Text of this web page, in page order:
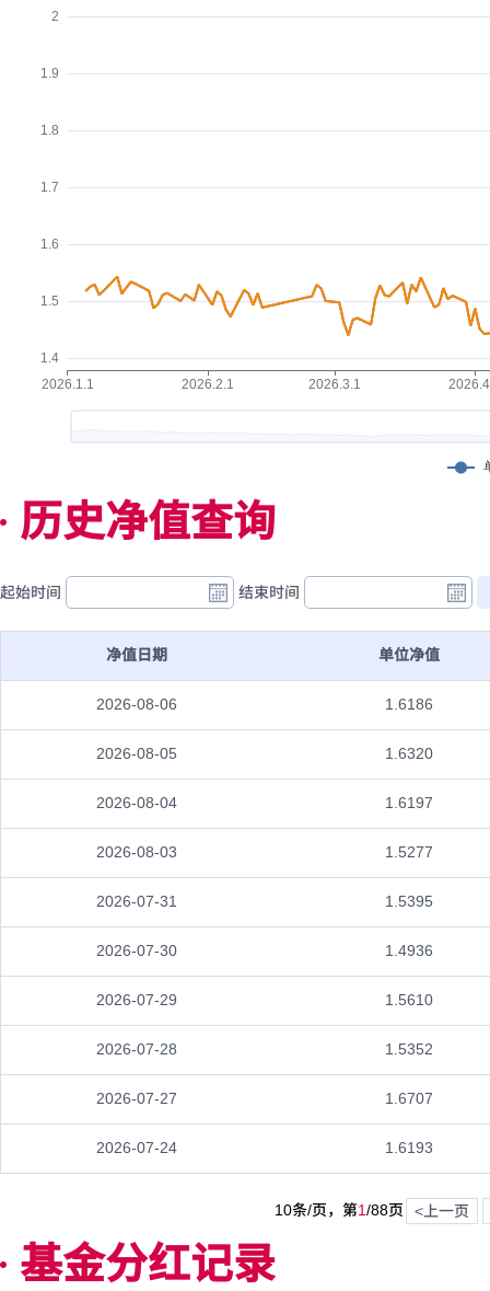
历史净值查询
起始时间 结束时间
净值日期 单位净值
2026-08-06 1.6186
2026-08-05 1.6320
2026-08-04 1.6197
2026-08-03 1.5277
2026-07-31 1.5395
2026-07-30 1.4936
2026-07-29 1.5610
2026-07-28 1.5352
2026-07-27 1.6707
2026-07-24 1.6193
10条/页，第1/88页 <上一页
基金分红记录